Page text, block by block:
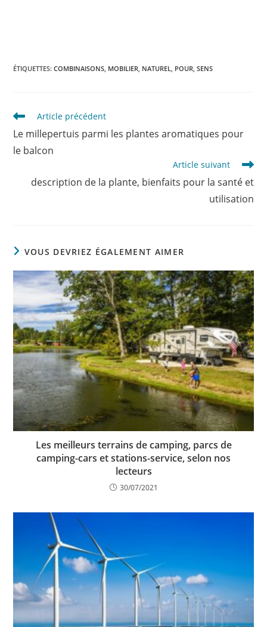
ÉTIQUETTES:COMBINAISONS, MOBILIER, NATUREL, POUR, SENS
Read
articles
Article précédent
Le millepertuis parmi les plantes aromatiques pour
le balcon
Article suivant
description de la plante, bienfaits pour la santé et
utilisation
VOUS DEVRIEZ ÉGALEMENT AIMER
Les meilleurs terrains de camping, parcs de
camping-cars et stations-service, selon nos
lecteurs
30/07/2021